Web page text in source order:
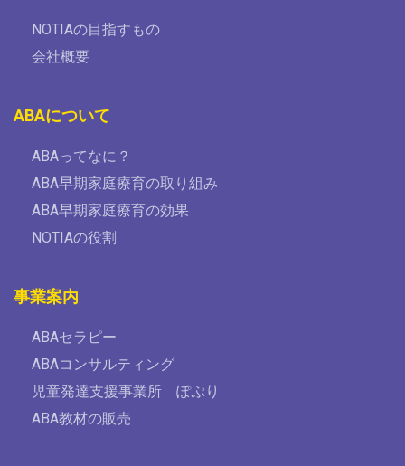
NOTIAの目指すもの
会社概要
ABAについて
ABAってなに？
ABA早期家庭療育の取り組み
ABA早期家庭療育の効果
NOTIAの役割
事業案内
ABAセラピー
ABAコンサルティング
児童発達支援事業所 ぽぷり
ABA教材の販売